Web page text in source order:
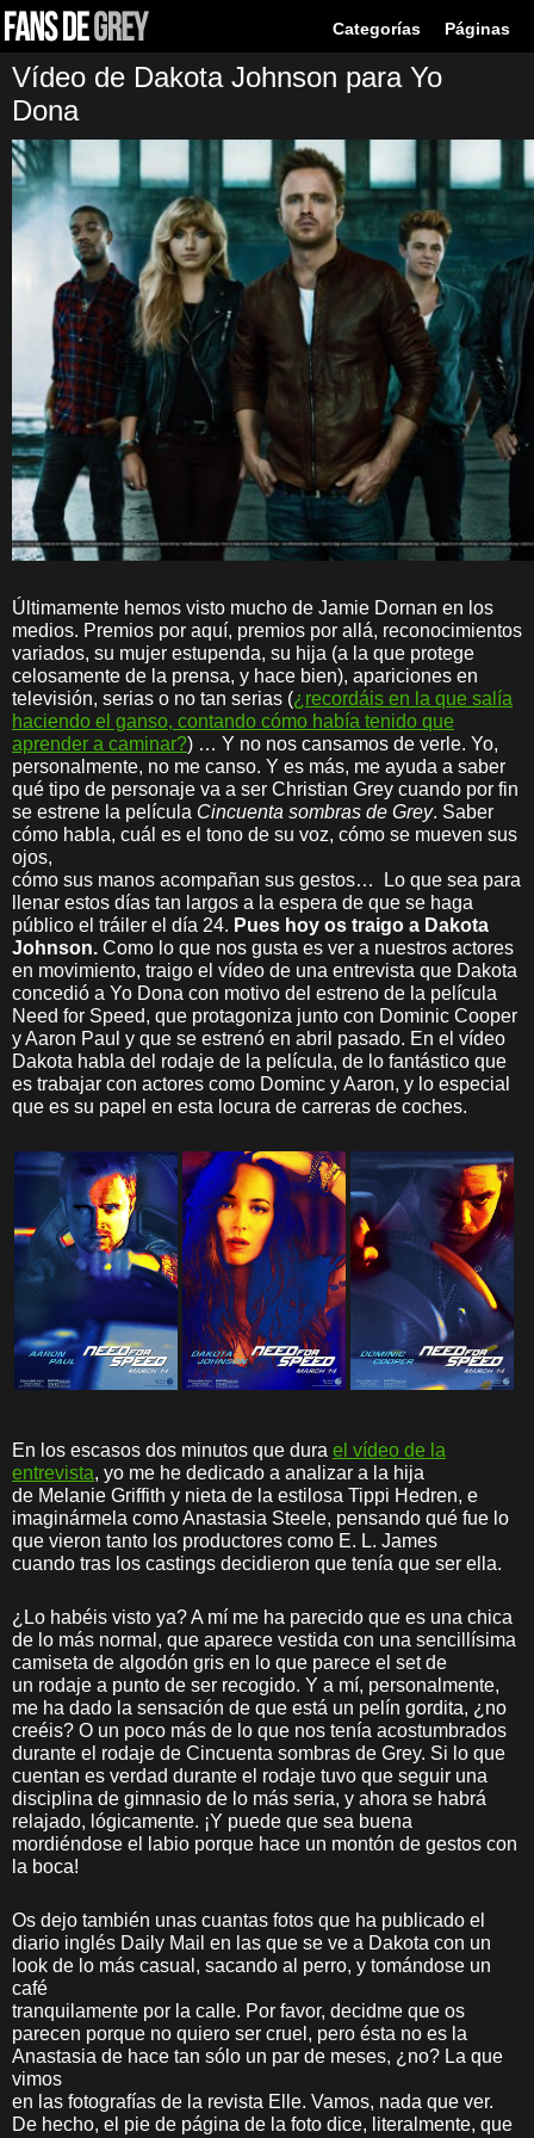
Categorías Páginas
Vídeo de Dakota Johnson para Yo
Dona
Últimamente hemos visto mucho de Jamie Dornan en los
medios. Premios por aquí, premios por allá, reconocimientos
variados, su mujer estupenda, su hija (a la que protege
celosamente de la prensa, y hace bien), apariciones en
televisión, serias o no tan serias (¿recordáis en la que salía
haciendo el ganso, contando cómo había tenido que
aprender a caminar?) … Y no nos cansamos de verle. Yo,
personalmente, no me canso. Y es más, me ayuda a saber
qué tipo de personaje va a ser Christian Grey cuando por fin
se estrene la película Cincuenta sombras de Grey. Saber
cómo habla, cuál es el tono de su voz, cómo se mueven sus
ojos,
cómo sus manos acompañan sus gestos… Lo que sea para
llenar estos días tan largos a la espera de que se haga
público el tráiler el día 24. Pues hoy os traigo a Dakota
Johnson. Como lo que nos gusta es ver a nuestros actores
en movimiento, traigo el vídeo de una entrevista que Dakota
concedió a Yo Dona con motivo del estreno de la película
Need for Speed, que protagoniza junto con Dominic Cooper
y Aaron Paul y que se estrenó en abril pasado. En el vídeo
Dakota habla del rodaje de la película, de lo fantástico que
es trabajar con actores como Dominc y Aaron, y lo especial
que es su papel en esta locura de carreras de coches.
En los escasos dos minutos que dura el vídeo de la
entrevista, yo me he dedicado a analizar a la hija
de Melanie Griffith y nieta de la estilosa Tippi Hedren, e
imaginármela como Anastasia Steele, pensando qué fue lo
que vieron tanto los productores como E. L. James
cuando tras los castings decidieron que tenía que ser ella.
¿Lo habéis visto ya? A mí me ha parecido que es una chica
de lo más normal, que aparece vestida con una sencillísima
camiseta de algodón gris en lo que parece el set de
un rodaje a punto de ser recogido. Y a mí, personalmente,
me ha dado la sensación de que está un pelín gordita, ¿no
creéis? O un poco más de lo que nos tenía acostumbrados
durante el rodaje de Cincuenta sombras de Grey. Si lo que
cuentan es verdad durante el rodaje tuvo que seguir una
disciplina de gimnasio de lo más seria, y ahora se habrá
relajado, lógicamente. ¡Y puede que sea buena
mordiéndose el labio porque hace un montón de gestos con
la boca!
Os dejo también unas cuantas fotos que ha publicado el
diario inglés Daily Mail en las que se ve a Dakota con un
look de lo más casual, sacando al perro, y tomándose un
café
tranquilamente por la calle. Por favor, decidme que os
parecen porque no quiero ser cruel, pero ésta no es la
Anastasia de hace tan sólo un par de meses, ¿no? La que
vimos
en las fotografías de la revista Elle. Vamos, nada que ver.
De hecho, el pie de página de la foto dice, literalmente, que